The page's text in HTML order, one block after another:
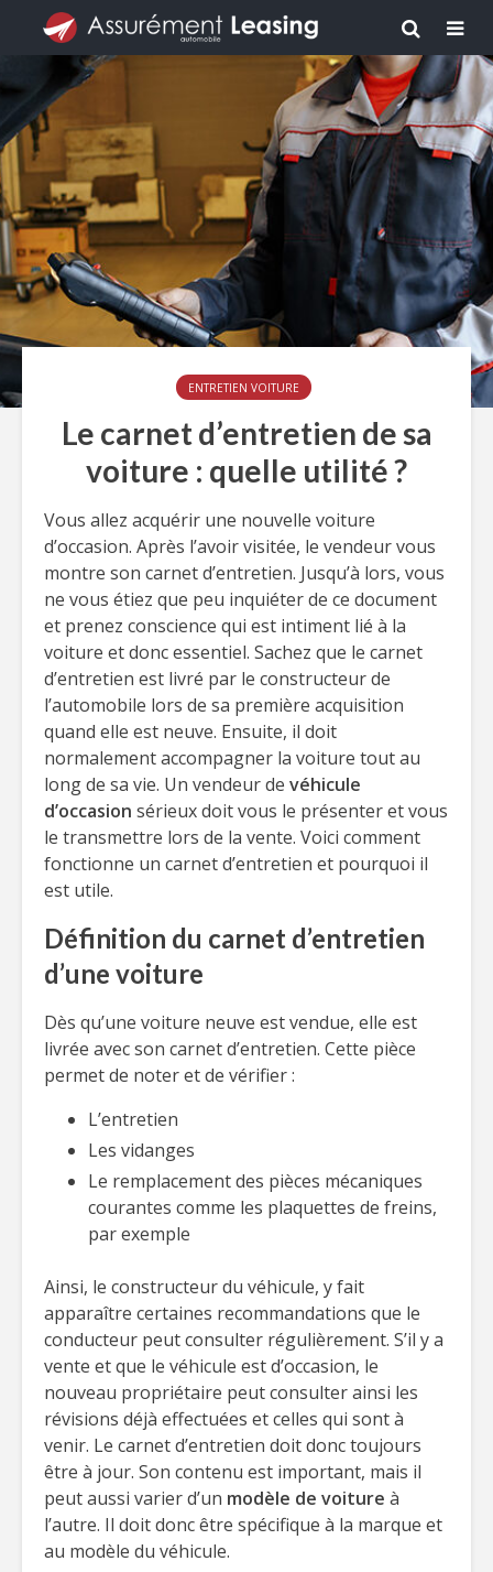
ENTRETIEN VOITURE
Le carnet d’entretien de sa
voiture : quelle utilité ?
Vous allez acquérir une nouvelle voiture
d’occasion. Après l’avoir visitée, le vendeur vous
montre son carnet d’entretien. Jusqu’à lors, vous
ne vous étiez que peu inquiéter de ce document
et prenez conscience qui est intiment lié à la
voiture et donc essentiel. Sachez que le carnet
d’entretien est livré par le constructeur de
l’automobile lors de sa première acquisition
quand elle est neuve. Ensuite, il doit
normalement accompagner la voiture tout au
long de sa vie. Un vendeur de véhicule
d’occasion sérieux doit vous le présenter et vous
le transmettre lors de la vente. Voici comment
fonctionne un carnet d’entretien et pourquoi il
est utile.
Définition du carnet d’entretien
d’une voiture
Dès qu’une voiture neuve est vendue, elle est
livrée avec son carnet d’entretien. Cette pièce
permet de noter et de vérifier :
L’entretien
Les vidanges
Le remplacement des pièces mécaniques
courantes comme les plaquettes de freins,
par exemple
Ainsi, le constructeur du véhicule, y fait
apparaître certaines recommandations que le
conducteur peut consulter régulièrement. S’il y a
vente et que le véhicule est d’occasion, le
nouveau propriétaire peut consulter ainsi les
révisions déjà effectuées et celles qui sont à
venir. Le carnet d’entretien doit donc toujours
être à jour. Son contenu est important, mais il
peut aussi varier d’un modèle de voiture à
l’autre. Il doit donc être spécifique à la marque et
au modèle du véhicule.